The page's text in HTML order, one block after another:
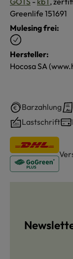
Greenlife 151691
Mulesing frei:
Hersteller:
Hocosa SA
Barzahlung
Lastschrift